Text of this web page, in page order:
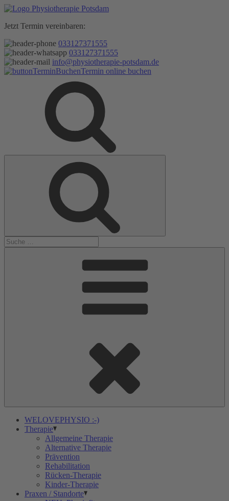
Zum
springen
Jetzt Termin vereinbaren:
033127371555
033127371555
info@physiotherapie-potsdam.de
Termin online buchen
WELOVEPHYSIO :-)
Therapie
Allgemeine Therapie
Alternative Therapie
Prävention
Rehabilitation
Rücken-Therapie
Kinder-Therapie
Praxen / Standorte